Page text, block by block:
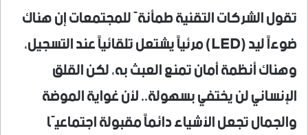
تقول الشركات التقنية طمأنةً للمجتمعات إن هناك
ضوءاً ليد (LED) مرئياً يشتعل تلقائياً عند التسجيل،
وهناك أنظمة أمان تمنع العبث به، لكن القلق
الإنساني لن يختفي بسهولة.. لأن غواية الموضة
والجمال تجعل الأشياء دائماً مقبولة اجتماعيًا